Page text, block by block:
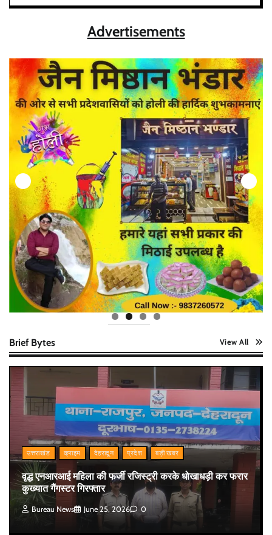
Advertisements
Brief Bytes View All
उत्तराखंड क्राइम देहरादून प्रदेश बड़ी खबर
वृद्ध एनआरआई महिला की फर्जी रजिस्ट्री करके धोखाधड़ी कर फरार
कुख्यात गैंगस्टर गिरफ्तार
Bureau News June 25, 2026 0